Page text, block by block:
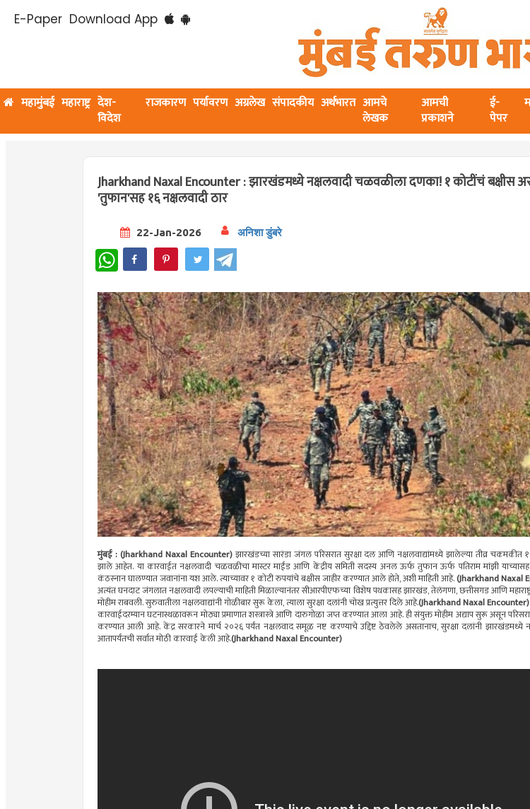
E-Paper Download App
महामुंबई महाराष्ट्र देश-
विदेश
राजकारण पर्यावरण अग्रलेख संपादकीय अर्थभारत आमचे
लेखक
आमची
प्रकाशने
ई-
पेपर
Jharkhand Naxal Encounter : झारखंडमध्ये नक्षलवादी चळवळीला दणका! १ कोटींचं बक्षीस
'तुफान'सह १६ नक्षलवादी ठार
22-Jan-2026 अनिशा डुंबरे
WhatsApp
मुंबई : (Jharkhand Naxal Encounter)झारखंडच्या सारंडा जंगल परिसरात सुरक्षा दल आणि नक्षलवाद्यांमध्ये झालेल्या तीव्र चकमकीत
झाले आहेत. या कारवाईत नक्षलवादी चळवळीचा मास्टर माईंड आणि केंद्रीय समिती सदस्य अनल ऊर्फ तुफान ऊर्फ पतिराम मांझी याच्यासह
कंठस्नान घालण्यात जवानांना यश आले. त्याच्यावर १ कोटी रुपयांचे बक्षीस जाहीर करण्यात आले होते, अशी माहिती आहे.(Jharkhand Naxal
अत्यंत घनदाट जंगलात नक्षलवादी लपल्याची माहिती मिळाल्यानंतर सीआरपीएफच्या विशेष पथकासह झारखंड, तेलंगणा, छत्तीसगड आणि
मोहीम राबवली. सुरुवातीला नक्षलवाद्यांनी गोळीबार सुरू केला, त्याला सुरक्षा दलांनी चोख प्रत्युत्तर दिले आहे.(Jharkhand Naxal Encounter)
कारवाईदरम्यान घटनास्थळावरून मोठ्या प्रमाणात शस्त्रास्त्रे आणि दारुगोळा जप्त करण्यात आला आहे. ही संयुक्त मोहीम अद्याप सुरू असून
करण्यात आली आहे. केंद्र सरकारने मार्च २०२६ पर्यंत नक्षलवाद समूळ नष्ट करण्याचे उद्दिष्ट ठेवलेले असतानाच, सुरक्षा दलांनी झारखंडमध्ये
आतापर्यंतची सर्वात मोठी कारवाई केली आहे.(Jharkhand Naxal Encounter)